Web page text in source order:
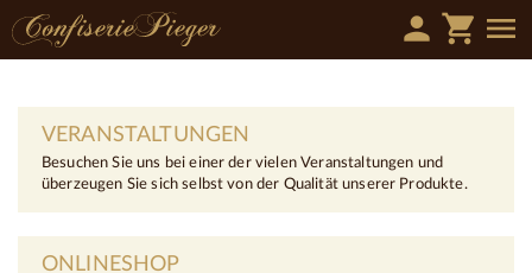
person shopping_cart menu
VERANSTALTUNGEN
Besuchen Sie uns bei einer der vielen Veranstaltungen und
überzeugen Sie sich selbst von der Qualität unserer Produkte.
ONLINESHOP